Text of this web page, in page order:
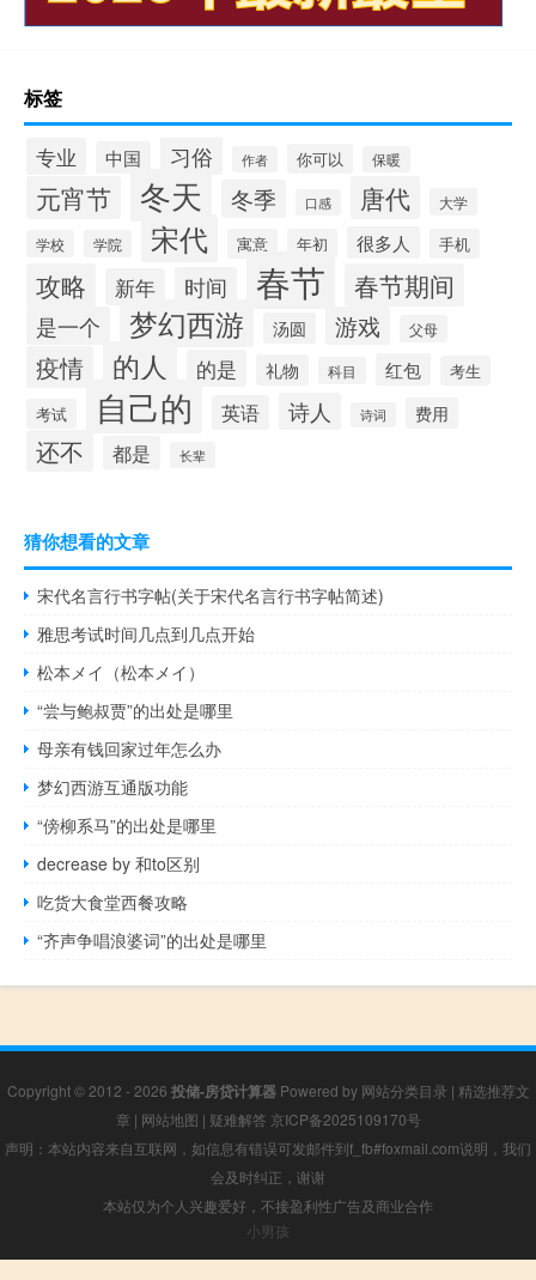
标签
专业 中国 习俗 作者 你可以 保暖
元宵节 冬天 冬季 口感 唐代 大学
学校 学院 宋代 寓意 年初 很多人 手机
攻略 新年 时间 春节 春节期间
是一个 梦幻西游 汤圆 游戏 父母
疫情 的人 的是 礼物 科目 红包
考生
考试
自己的 英语 诗人 诗词 费用
还不 都是 长辈
猜你想看的文章
宋代名言行书字帖(关于宋代名言行书字帖简述)
雅思考试时间几点到几点开始
松本メイ（松本メイ）
“尝与鲍叔贾”的出处是哪里
母亲有钱回家过年怎么办
梦幻西游互通版功能
“傍柳系马”的出处是哪里
decrease by 和to区别
吃货大食堂西餐攻略
“齐声争唱浪婆词”的出处是哪里
Copyright © 2012 - 2026 投储-房贷计算器Powered by 网站分类目录 | 精选推荐文
章 | 网站地图 | 疑难解答 京ICP备2025109170号
声明：本站内容来自互联网，如信息有错误可发邮件到f_fb#foxmail.com说明，我们
会及时纠正，谢谢
本站仅为个人兴趣爱好，不接盈利性广告及商业合作
小男孩